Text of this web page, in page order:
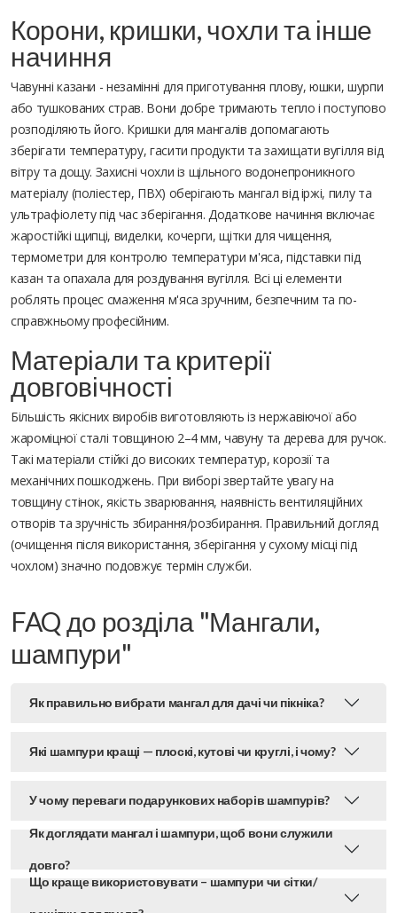
Корони, кришки, чохли та інше
начиння
Чавунні казани - незамінні для приготування плову, юшки, шурпи
або тушкованих страв. Вони добре тримають тепло і поступово
розподіляють його. Кришки для мангалів допомагають
зберігати температуру, гасити продукти та захищати вугілля від
вітру та дощу. Захисні чохли із щільного водонепроникного
матеріалу (поліестер, ПВХ) оберігають мангал від іржі, пилу та
ультрафіолету під час зберігання. Додаткове начиння включає
жаростійкі щипці, виделки, кочерги, щітки для чищення,
термометри для контролю температури м'яса, підставки під
казан та опахала для роздування вугілля. Всі ці елементи
роблять процес смаження м'яса зручним, безпечним та по-
справжньому професійним.
Матеріали та критерії
довговічності
Більшість якісних виробів виготовляють із нержавіючої або
жароміцної сталі товщиною 2–4 мм, чавуну та дерева для ручок.
Такі матеріали стійкі до високих температур, корозії та
механічних пошкоджень. При виборі звертайте увагу на
товщину стінок, якість зварювання, наявність вентиляційних
отворів та зручність збирання/розбирання. Правильний догляд
(очищення після використання, зберігання у сухому місці під
чохлом) значно подовжує термін служби.
FAQ до розділа "Мангали,
шампури"
Як правильно вибрати мангал для дачі чи пікніка?
Які шампури кращі — плоскі, кутові чи круглі, і чому?
У чому переваги подарункових наборів шампурів?
Як доглядати мангал і шампури, щоб вони служили
довго?
Що краще використовувати – шампури чи сітки/